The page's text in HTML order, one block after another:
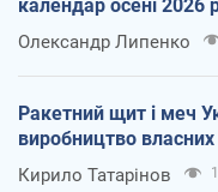
календар осені 2026
Олександр Липенко
Ракетний щит і меч
виробництво
Кирило Татарінов